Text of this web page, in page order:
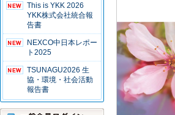
This is YKK 2026
YKK株式会社統合報
告書
NEXCO中日本レポー
ト2025
TSUNAGU2026 生
協・環境・社会活動
報告書